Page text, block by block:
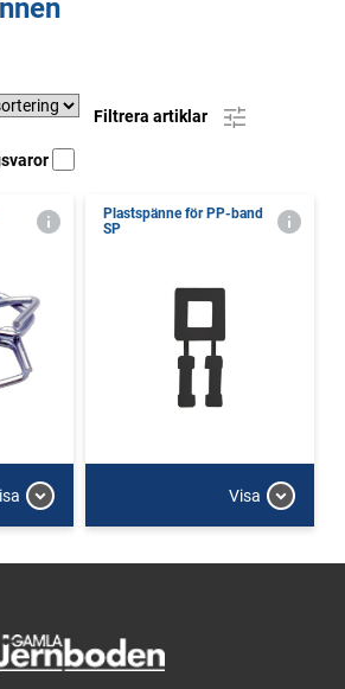
Filtrera artiklar
Plastspänne för PP-band
SP
Visa